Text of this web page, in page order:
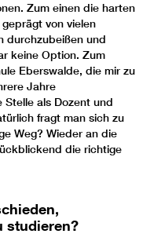
Zum einen die harten
von vielen
durchzubeißen und
keine Option. Zum
Eberswalde, die mir zu
Jahre
als Dozent und
fragt man sich zu
Weg? Wieder an die
die richtige
studieren?